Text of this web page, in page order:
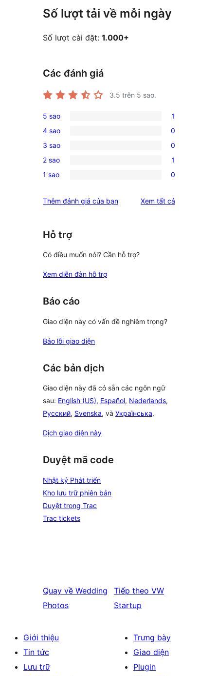
Số lượt tải về mỗi ngày
Số lượt cài đặt: 1.000+
Các đánh giá
3.5 trên 5 sao.
1
5-
star
review
5 sao 1
0
4-
star
reviews
4 sao 0
0
3-
star
3 sao 0
1
2-
review
2 sao 1
0
star
1 sao 0
Thêm đánh giá của bạn Xem tất cả
Hỗ trợ
Có điều muốn nói? Cần hỗ trợ?
Xem diễn đàn hỗ trợ
Báo cáo
Giao diện này có vấn đề nghiêm trọng?
Báo lỗi giao diện
Các bản dịch
Giao diện này đã có sẵn các ngôn ngữ
sau: English (US), Español, Nederlands,
Русский, Svenska, và Українська.
Dịch giao diện này
Duyệt mã code
Nhật ký Phát triển
Kho lưu trữ phiên bản
Duyệt trong Trac
Trac tickets
Quay về Wedding
Photos
Tiếp theo VW
Startup
Giới thiệu
Tin tức
Lưu trữ
Trưng bày
Giao diện
Plugin